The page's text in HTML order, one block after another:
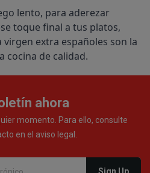
lento, para aderezar
toque final a tus platos,
extra españoles son la
cocina de calidad.
ahora
momento. Para ello, consulte
en el aviso legal.